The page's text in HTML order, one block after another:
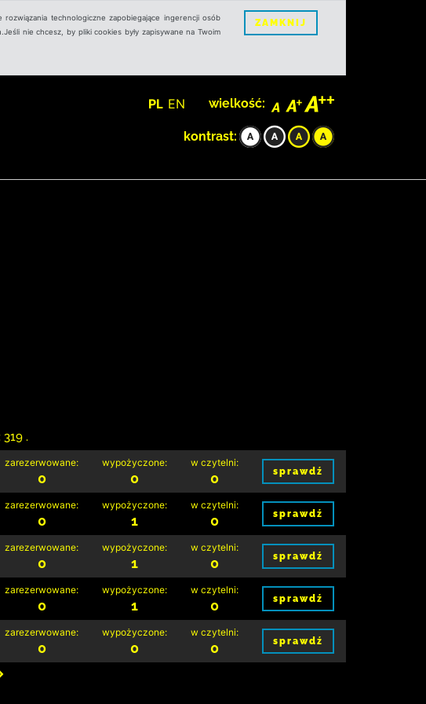
technologiczne zapobiegające ingerencji osób
nie chcesz, by pliki cookies były zapisywane na Twoim
ZAMKNIJ
PL EN wielkość:
kontrast:
.
zarezerwowane:
0
wypożyczone:
0
w czytelni:
0 sprawdź
zarezerwowane:
0
wypożyczone:
1
w czytelni:
0 sprawdź
zarezerwowane:
0
wypożyczone:
1
w czytelni:
0 sprawdź
zarezerwowane:
0
wypożyczone:
1
w czytelni:
0 sprawdź
zarezerwowane:
0
wypożyczone:
0
w czytelni:
0 sprawdź